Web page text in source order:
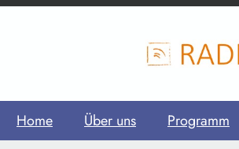
Home Über uns Programm